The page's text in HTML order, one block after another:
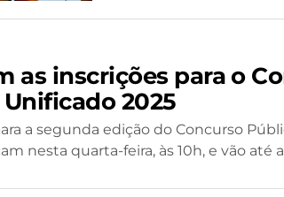
as inscrições para o
2025
a segunda edição do Concurso
nesta quarta-feira, às 10h, e vão até